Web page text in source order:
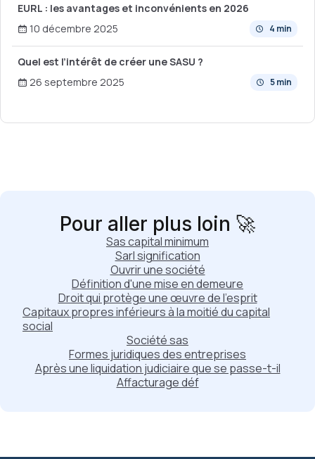
EURL : les avantages et inconvénients en 2026
4 min
10 décembre 2025
Quel est l’intérêt de créer une SASU ?
5 min
26 septembre 2025
Pour aller plus loin 🚀
Sas capital minimum
Sarl signification
Ouvrir une société
Définition d'une mise en demeure
Droit qui protège une œuvre de l'esprit
Capitaux propres inférieurs à la moitié du capital
social
Société sas
Formes juridiques des entreprises
Après une liquidation judiciaire que se passe-t-il
Affacturage déf